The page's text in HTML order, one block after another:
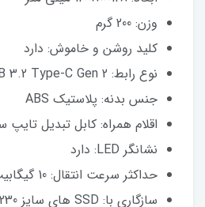
وزن: 200 گرم
کلید روشن و خاموش: دارد
نوع رابط: USB 3.2 Type-C Gen 2
جنس بدنه: پلاستیک ABS
اقلام همراه: کابل تبدیل
نشانگر LED: دارد
حداکثر سرعت انتقال: 10 گیگابیت بر ثانیه